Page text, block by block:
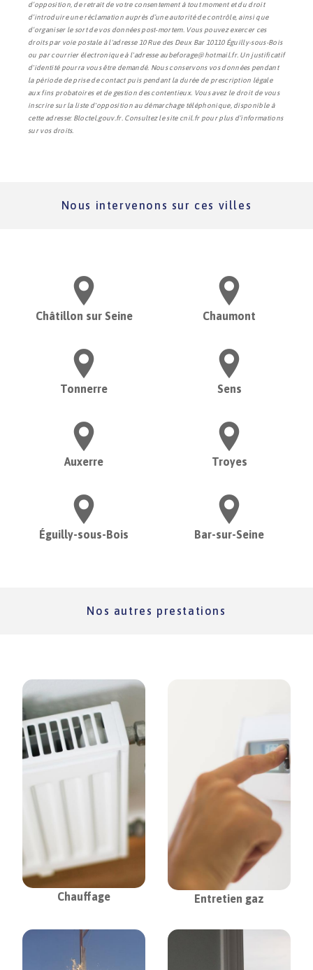
d’opposition, de retrait de votre consentement à tout moment et du droit
d’introduire une réclamation auprès d’une autorité de contrôle, ainsi que
d’organiser le sort de vos données post-mortem. Vous pouvez exercer ces
droits par voie postale à l'adresse 10 Rue des Deux Bar 10110 Éguilly-sous-Bois
ou par courrier électronique à l'adresse aubeforage@hotmail.fr. Un justificatif
d'identité pourra vous être demandé. Nous conservons vos données pendant
la période de prise de contact puis pendant la durée de prescription légale
aux fins probatoires et de gestion des contentieux. Vous avez le droit de vous
inscrire sur la liste d'opposition au démarchage téléphonique, disponible à
cette adresse: Bloctel.gouv.fr. Consultez le site cnil.fr pour plus d’informations
sur vos droits.
Nous intervenons sur ces villes
Châtillon sur Seine Chaumont
Tonnerre Sens
Auxerre Troyes
Éguilly-sous-Bois Bar-sur-Seine
Nos autres prestations
Chauffage Entretien gaz